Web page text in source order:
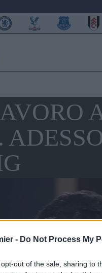
- Do Not Process My
out of the sale, sharing to